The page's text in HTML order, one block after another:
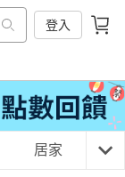
登入
居家 3C